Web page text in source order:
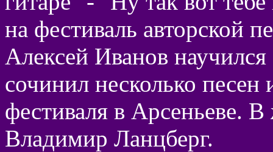
на фестиваль авторской
Алексей Иванов научился
сочинил несколько песен
фестиваля в Арсеньеве.
Владимир Ланцберг.